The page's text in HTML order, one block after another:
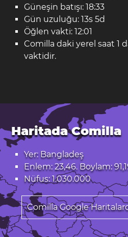
Güneşin batışı: 18:33
Gün uzuluğu: 13s 5d
Öğlen vakti: 12:01
Comilla daki yerel saat 1
vaktidir.
Haritada Comilla
Yer: Bangladeş
Enlem: 23,46. Boylam:
Nüfus: 1.030.000
Comilla Google